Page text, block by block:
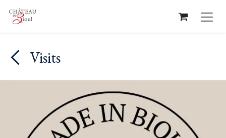
Overslaan naar inhoud
Visits